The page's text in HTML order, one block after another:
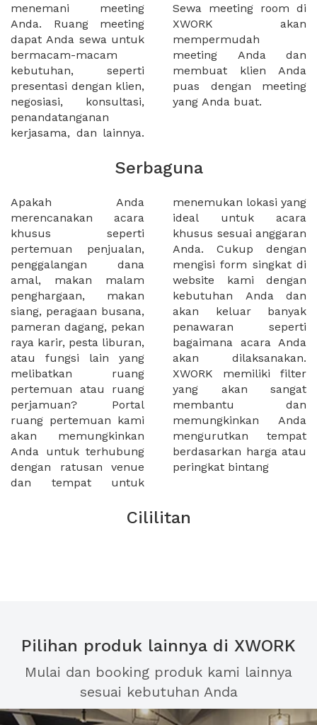
menemani meeting
Anda. Ruang meeting
dapat Anda sewa untuk
bermacam-macam
kebutuhan, seperti
presentasi dengan klien,
negosiasi, konsultasi,
penandatanganan
kerjasama, dan lainnya.
Sewa meeting room di
XWORK akan
mempermudah
meeting Anda dan
membuat klien Anda
puas dengan meeting
yang Anda buat.
Serbaguna
Apakah Anda
merencanakan acara
khusus seperti
pertemuan penjualan,
penggalangan dana
amal, makan malam
penghargaan, makan
siang, peragaan busana,
pameran dagang, pekan
raya karir, pesta liburan,
atau fungsi lain yang
melibatkan ruang
pertemuan atau ruang
perjamuan? Portal
ruang pertemuan kami
akan memungkinkan
Anda untuk terhubung
dengan ratusan venue
dan tempat untuk
menemukan lokasi yang
ideal untuk acara
khusus sesuai anggaran
Anda. Cukup dengan
mengisi form singkat di
website kami dengan
kebutuhan Anda dan
akan keluar banyak
penawaran seperti
bagaimana acara Anda
akan dilaksanakan.
XWORK memiliki filter
yang akan sangat
membantu dan
memungkinkan Anda
mengurutkan tempat
berdasarkan harga atau
peringkat bintang
Cililitan
Pilihan produk lainnya di XWORK
Mulai dan booking produk kami lainnya
sesuai kebutuhan Anda